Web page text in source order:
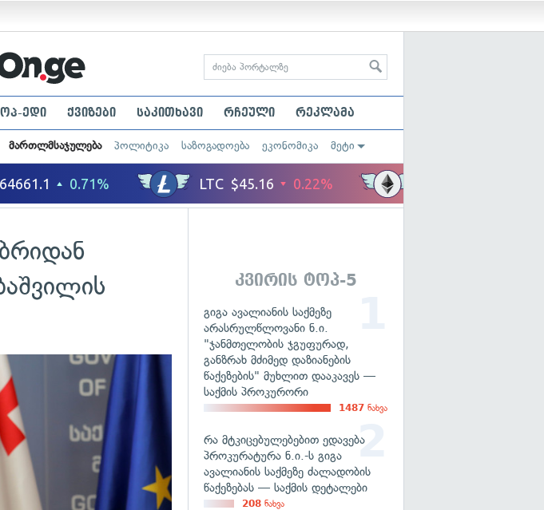
ოპ-ედი ქვიზები საკითხავი რჩეული რეკლამა
მართლმსაჯულება პოლიტიკა საზოგადოება ეკონომიკა მეტი
კვირის ტოპ-5
გიგა ავალიანის საქმეზე
არასრულწლოვანი ნ.ი.
"ჯანმთელობის ჯგუფურად,
განზრახ მძიმედ დაზიანების
წაქეზების" მუხლით დააკავეს —
საქმის პროკურორი
1487 ნახვა
რა მტკიცებულებებით ედავება
პროკურატურა ნ.ი.-ს გიგა
ავალიანის საქმეზე ძალადობის
წაქეზებას — საქმის დეტალები
208 ნახვა